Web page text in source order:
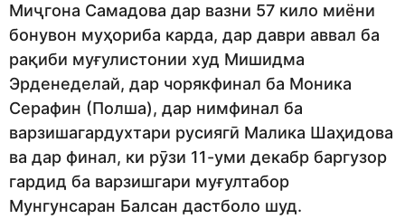
Миҷгона Самадова дар вазни 57 кило миёни
бонувон муҳориба карда, дар даври аввал ба
рақиби муғулистонии худ Мишидма
Эрденеделай, дар чорякфинал ба Моника
Серафин (Полша), дар нимфинал ба
варзишагардухтари русиягӣ Малика Шаҳидова
ва дар финал, ки рӯзи 11-уми декабр баргузор
гардид ба варзишгари муғултабор
Мунгунсаран Балсан дастболо шуд.